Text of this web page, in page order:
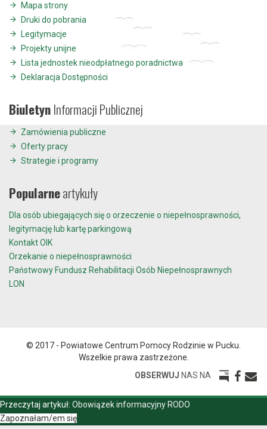
Mapa strony
Druki do pobrania
Legitymacje
Projekty unijne
Lista jednostek nieodpłatnego poradnictwa
Deklaracja Dostępności
BiuletynInformacji Publicznej
Zamówienia publiczne
Oferty pracy
Strategie i programy
Popularneartykuły
Dla osób ubiegających się o orzeczenie o niepełnosprawności,
legitymację lub kartę parkingową
Kontakt OIK
Orzekanie o niepełnosprawności
Państwowy Fundusz Rehabilitacji Osób Niepełnosprawnych
LON
© 2017 - Powiatowe Centrum Pomocy Rodzinie w Pucku.
Wszelkie prawa zastrzeżone.
OBSERWUJ NAS NA
Przeczytaj artykuł: Obowiązek informacyjny RODO
Zapoznałam/em się